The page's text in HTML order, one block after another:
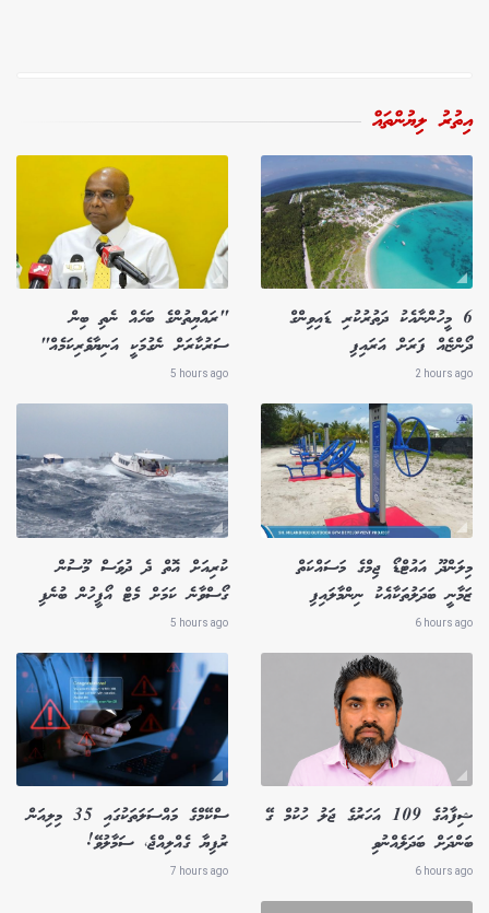
އިތުރު ލިޔުންތައް
6 މީހުންނާއެކު ދަތުރުކުރި ޑައިވިންގް
ދޯންޏެއް ފަރަށް އަރައިފި
2 hours ago
"ރައްޔިތުންގެ ބަހެއް ނެތި ބިން
ސަރުކާރަށް ނެގުމަކީ އަނިޔާވެރިކަމެއް"
5 hours ago
މިލަންދޫ އައުޓްޑޯ ޖިމްގެ މަސައްކަތް
ޒަމާނީ ބަދަލުތަކާއެކު ނިންމާލައިފި
6 hours ago
ކުރިއަށް އޮތް ދެ ދުވަސް މޫސުން
ގޯސްވާނެ ކަމަށް މެޓް އޯފީހުން ބުނެފި
5 hours ago
ޝިފާއުގެ 109 އަހަރުގެ ޖަލު ހުކުމް ގޭ
ބަންދަށް ބަދަލެއްނުވި
6 hours ago
ސްކޭމްގެ މައްސަލަތަކުގައި 35 މިލިއަން
ރުފިޔާ ގެއްލިއްޖެ، ސަމާލުވޭ!
7 hours ago